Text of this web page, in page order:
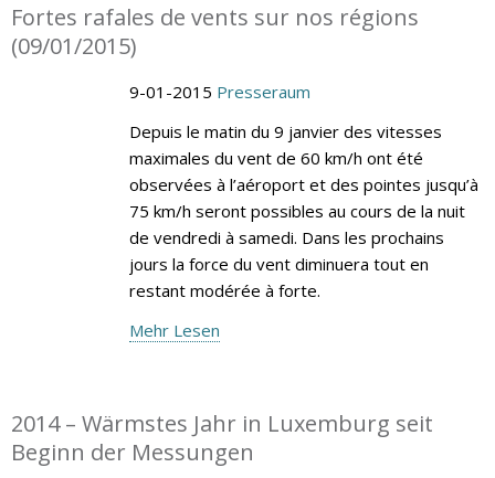
Fortes rafales de vents sur nos régions
(09/01/2015)
9-01-2015 Presseraum
Depuis le matin du 9 janvier des vitesses
maximales du vent de 60 km/h ont été
observées à l’aéroport et des pointes jusqu’à
75 km/h seront possibles au cours de la nuit
de vendredi à samedi. Dans les prochains
jours la force du vent diminuera tout en
restant modérée à forte.
Mehr Lesen
2014 – Wärmstes Jahr in Luxemburg seit
Beginn der Messungen